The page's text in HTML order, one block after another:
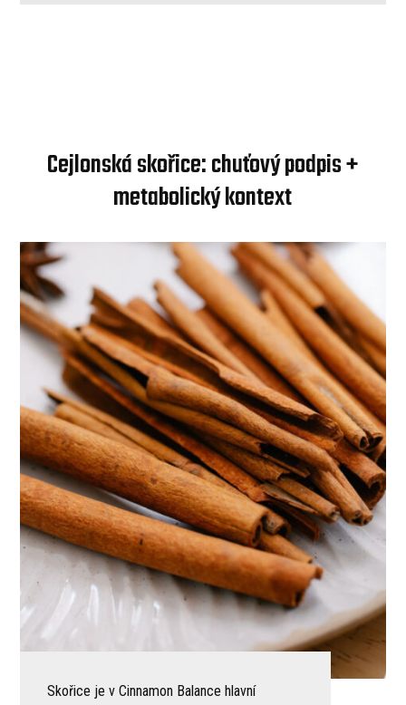
Cejlonská skořice: chuťový podpis +
metabolický kontext
Skořice je v Cinnamon Balance hlavní